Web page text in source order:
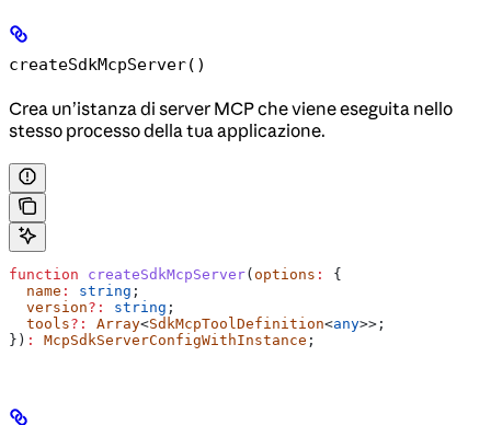
createSdkMcpServer()
Crea un’istanza di server MCP che viene eseguita nello
stesso processo della tua applicazione.
function createSdkMcpServer(options :
{
  name
: string ;
  version
?: string ;
  tools
?: Array<SdkMcpToolDefinition<any>>;
}) : McpSdkServerConfigWithInstance ;